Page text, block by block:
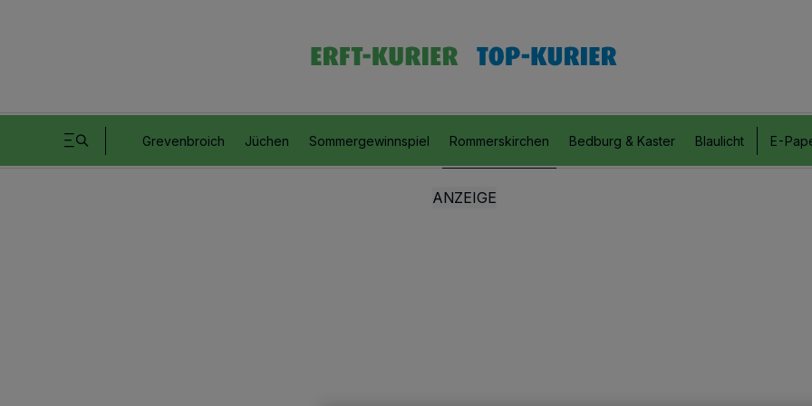
Grevenbroich Jüchen Sommergewinnspiel Rommerskirchen Bedburg & Kaster Blaulicht E-